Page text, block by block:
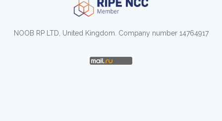
NOOB RP LTD, United Kingdom. Company number 14764917